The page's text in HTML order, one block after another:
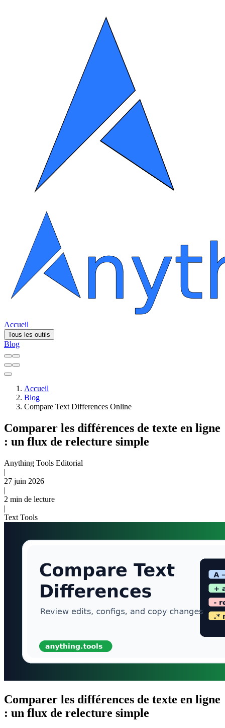
Accueil
Tous les outils
Blog
Accueil
Blog
Compare Text Differences Online
Comparer les différences de texte en ligne
: un flux de relecture simple
Anything Tools Editorial
|
27 juin 2026
|
2 min de lecture
|
Text Tools
Comparer les différences de texte en ligne
: un flux de relecture simple